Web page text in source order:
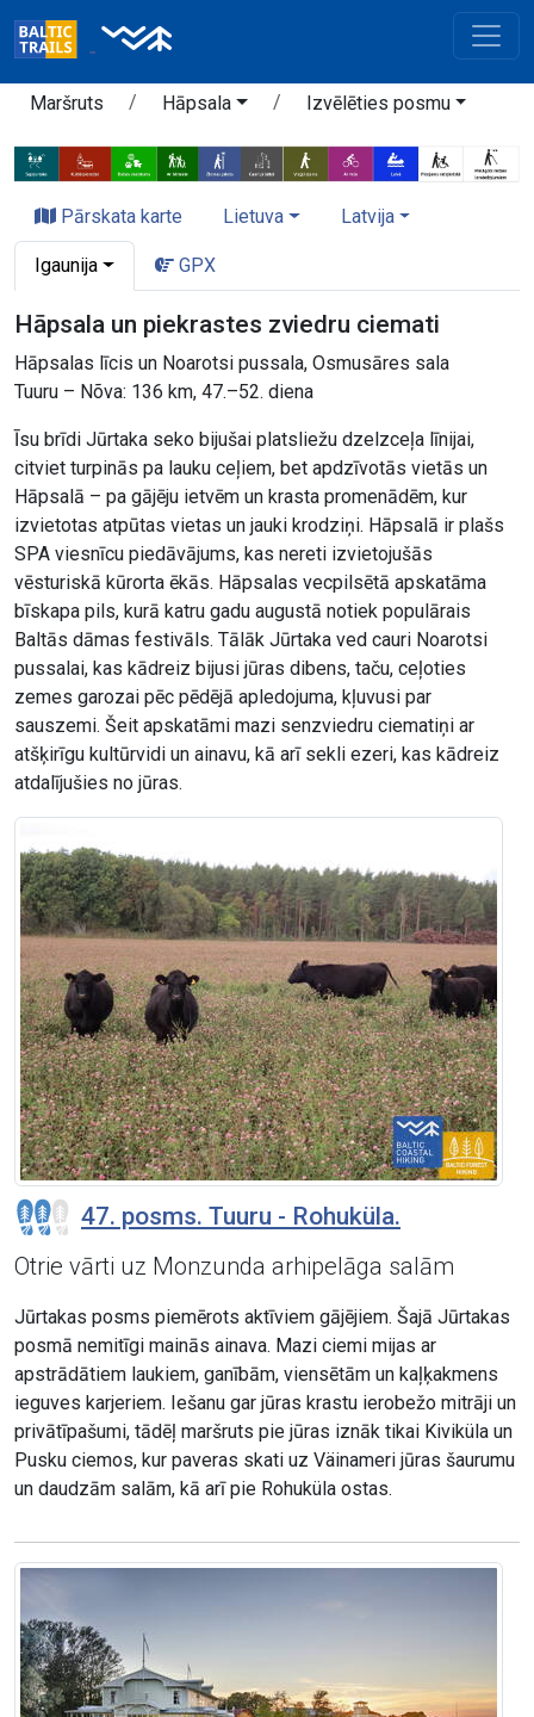
Maršruts Hāpsala Izvēlēties posmu
Pārskata karte Lietuva Latvija
Igaunija GPX
Hāpsala un piekrastes zviedru ciemati
Hāpsalas līcis un Noarotsi pussala, Osmusāres sala
Tuuru – Nõva: 136 km, 47.–52. diena
Īsu brīdi Jūrtaka seko bijušai platsliežu dzelzceļa līnijai,
citviet turpinās pa lauku ceļiem, bet apdzīvotās vietās un
Hāpsalā – pa gājēju ietvēm un krasta promenādēm, kur
izvietotas atpūtas vietas un jauki krodziņi. Hāpsalā ir plašs
SPA viesnīcu piedāvājums, kas nereti izvietojušās
vēsturiskā kūrorta ēkās. Hāpsalas vecpilsētā apskatāma
bīskapa pils, kurā katru gadu augustā notiek populārais
Baltās dāmas festivāls. Tālāk Jūrtaka ved cauri Noarotsi
pussalai, kas kādreiz bijusi jūras dibens, taču, ceļoties
zemes garozai pēc pēdējā apledojuma, kļuvusi par
sauszemi. Šeit apskatāmi mazi senzviedru ciematiņi ar
atšķirīgu kultūrvidi un ainavu, kā arī sekli ezeri, kas kādreiz
atdalījušies no jūras.
47. posms. Tuuru - Rohuküla.
Otrie vārti uz Monzunda arhipelāga salām
Jūrtakas posms piemērots aktīviem gājējiem. Šajā Jūrtakas
posmā nemitīgi mainās ainava. Mazi ciemi mijas ar
apstrādātiem laukiem, ganībām, viensētām un kaļķakmens
ieguves karjeriem. Iešanu gar jūras krastu ierobežo mitrāji un
privātīpašumi, tādēļ maršruts pie jūras iznāk tikai Kiviküla un
Pusku ciemos, kur paveras skati uz Väinameri jūras šaurumu
un daudzām salām, kā arī pie Rohuküla ostas.